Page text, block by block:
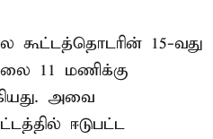
கூட்டத்தொடரின் 15-வது
11 மணிக்கு
அவை
ஈடுபட்ட